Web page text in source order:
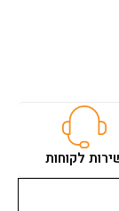
לקוחות